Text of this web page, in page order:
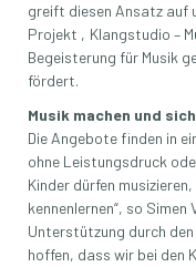
greift diesen Ansatz auf
Projekt ‚Klangstudio –
Begeisterung für Musik
fördert.
Musik machen und
Die Angebote finden in
ohne Leistungsdruck
Kinder dürfen
kennenlernen“, so Simen
Unterstützung durch
hoffen, dass wir bei den